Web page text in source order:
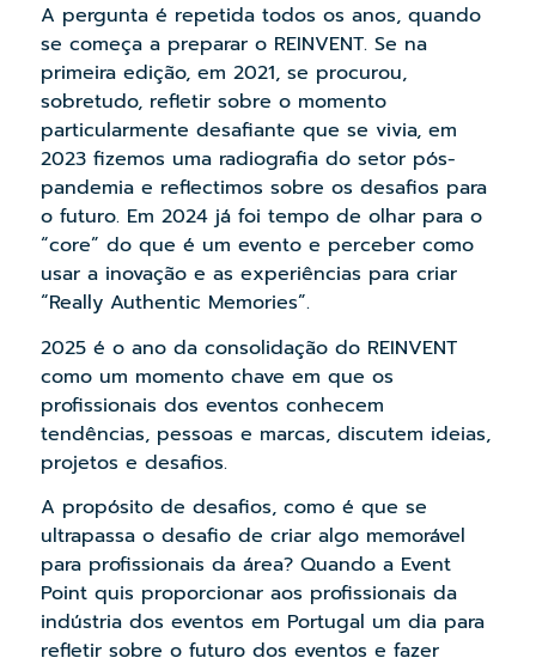
A pergunta é repetida todos os anos, quando
se começa a preparar o REINVENT. Se na
primeira edição, em 2021, se procurou,
sobretudo, refletir sobre o momento
particularmente desafiante que se vivia, em
2023 fizemos uma radiografia do setor pós-
pandemia e reflectimos sobre os desafios para
o futuro. Em 2024 já foi tempo de olhar para o
“core” do que é um evento e perceber como
usar a inovação e as experiências para criar
“Really Authentic Memories”.
2025 é o ano da consolidação do REINVENT
como um momento chave em que os
profissionais dos eventos conhecem
tendências, pessoas e marcas, discutem ideias,
projetos e desafios.
A propósito de desafios, como é que se
ultrapassa o desafio de criar algo memorável
para profissionais da área? Quando a Event
Point quis proporcionar aos profissionais da
indústria dos eventos em Portugal um dia para
refletir sobre o futuro dos eventos e fazer